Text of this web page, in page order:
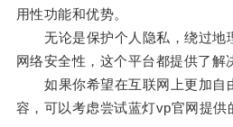
用性功能和优势。
无论是保护个人隐私，绕过地
网络安全性，这个平台都提供了解
如果你希望在互联网上更加自
容，可以考虑尝试蓝灯vp官网提供